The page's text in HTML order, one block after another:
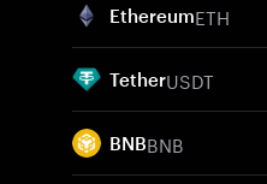
EthereumETH
TetherUSDT
BNBBNB